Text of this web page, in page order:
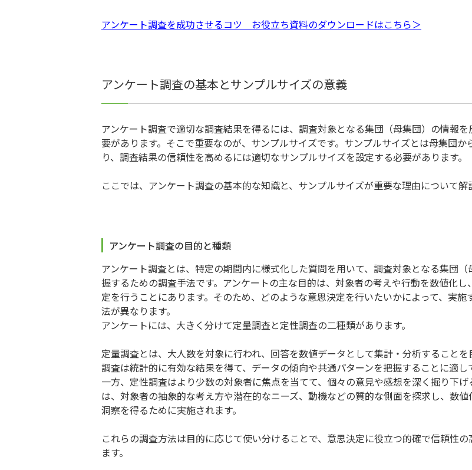
アンケート調査を成功させるコツ お役立ち資料のダウンロードはこちら＞
アンケート調査の基本とサンプルサイズの意義
アンケート調査で適切な調査結果を得るには、調査対象となる集団（母集団）の情報
要があります。そこで重要なのが、サンプルサイズです。サンプルサイズとは母集団か
り、調査結果の信頼性を高めるには適切なサンプルサイズを設定する必要があります。
ここでは、アンケート調査の基本的な知識と、サンプルサイズが重要な理由について解
アンケート調査の目的と種類
アンケート調査とは、特定の期間内に様式化した質問を用いて、調査対象となる集団
握するための調査手法です。アンケートの主な目的は、対象者の考えや行動を数値化
定を行うことにあります。そのため、どのような意思決定を行いたいかによって、実施
法が異なります。
アンケートには、大きく分けて定量調査と定性調査の二種類があります。
定量調査とは、大人数を対象に行われ、回答を数値データとして集計・分析すること
調査は統計的に有効な結果を得て、データの傾向や共通パターンを把握することに適し
一方、定性調査はより少数の対象者に焦点を当てて、個々の意見や感想を深く掘り下
は、対象者の抽象的な考え方や潜在的なニーズ、動機などの質的な側面を探求し、数
洞察を得るために実施されます。
これらの調査方法は目的に応じて使い分けることで、意思決定に役立つ的確で信頼性
ます。